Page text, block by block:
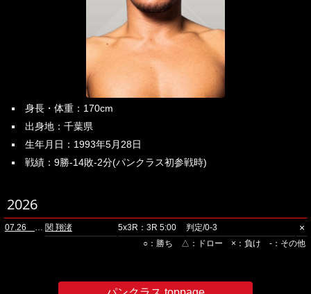
身長・体重：170cm
出身地：千葉県
生年月日：1993年5月28日
戦績：9勝-14敗-2分(パンクラス初参戦時)
2026
07.26 ニューピアホール(夜) 関 翔渚 5x3R：3R 5:00 判定/0-3 ×
○：勝ち △：ドロー ×：負け -：その他